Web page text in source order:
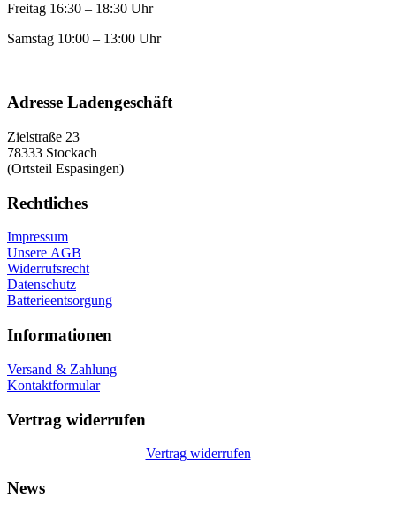
Freitag 16:30 – 18:30 Uhr
Samstag 10:00 – 13:00 Uhr
Adresse Ladengeschäft
Zielstraße 23
78333 Stockach
(Ortsteil Espasingen)
Rechtliches
Impressum
Unsere AGB
Widerrufsrecht
Datenschutz
Batterieentsorgung
Informationen
Versand & Zahlung
Kontaktformular
Vertrag widerrufen
Vertrag widerrufen
News